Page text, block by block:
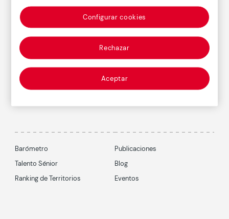
Suscríbete al boletín
Barómetro
Talento Sénior
Ranking de Territorios
Publicaciones
Blog
Eventos
Rechazar
Aceptar
Configurar cookies